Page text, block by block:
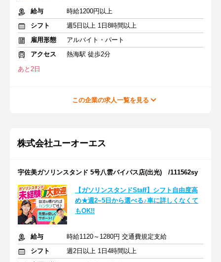
給与
時給1200円以上
シフト
週5日以上 1日8時間以上
雇用形態
アルバイト・パート
アクセス
熱海駅 徒歩2分
あと2日
この企業の求人一覧を見る
株式会社ユーオーエス
宇佐美ガソリンスタンド 5号八雲バイパス店(出光) /111562sy
【ガソリンスタンドStaff】シフト自由度高
め★週2~5日から選べる♪車に詳しくなくて
もOK!!
給与
時給1120～1280円 交通費規定支給
シフト
週2日以上 1日4時間以上